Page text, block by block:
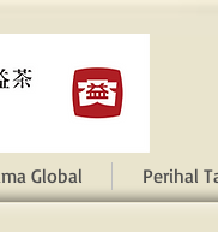
Global Perihal